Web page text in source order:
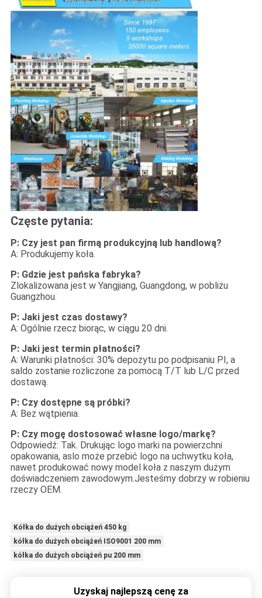
Częste pytania:
P: Czy jest pan firmą produkcyjną lub handlową?
A: Produkujemy koła.
P: Gdzie jest pańska fabryka?
Zlokalizowana jest w Yangjiang, Guangdong, w pobliżu
Guangzhou.
P: Jaki jest czas dostawy?
A: Ogólnie rzecz biorąc, w ciągu 20 dni.
P: Jaki jest termin płatności?
A: Warunki płatności: 30% depozytu po podpisaniu PI, a
saldo zostanie rozliczone za pomocą T/T lub L/C przed
dostawą.
P: Czy dostępne są próbki?
A: Bez wątpienia.
P: Czy mogę dostosować własne logo/markę?
Odpowiedź: Tak. Drukując logo marki na powierzchni
opakowania, aslo może przebić logo na uchwytku koła,
nawet produkować nowy model koła z naszym dużym
doświadczeniem zawodowym.Jesteśmy dobrzy w robieniu
rzeczy OEM.
Kółka do dużych obciążeń 450 kg
kółka do dużych obciążeń ISO9001 200 mm
kółka do dużych obciążeń pu 200 mm
Uzyskaj najlepszą cenę za